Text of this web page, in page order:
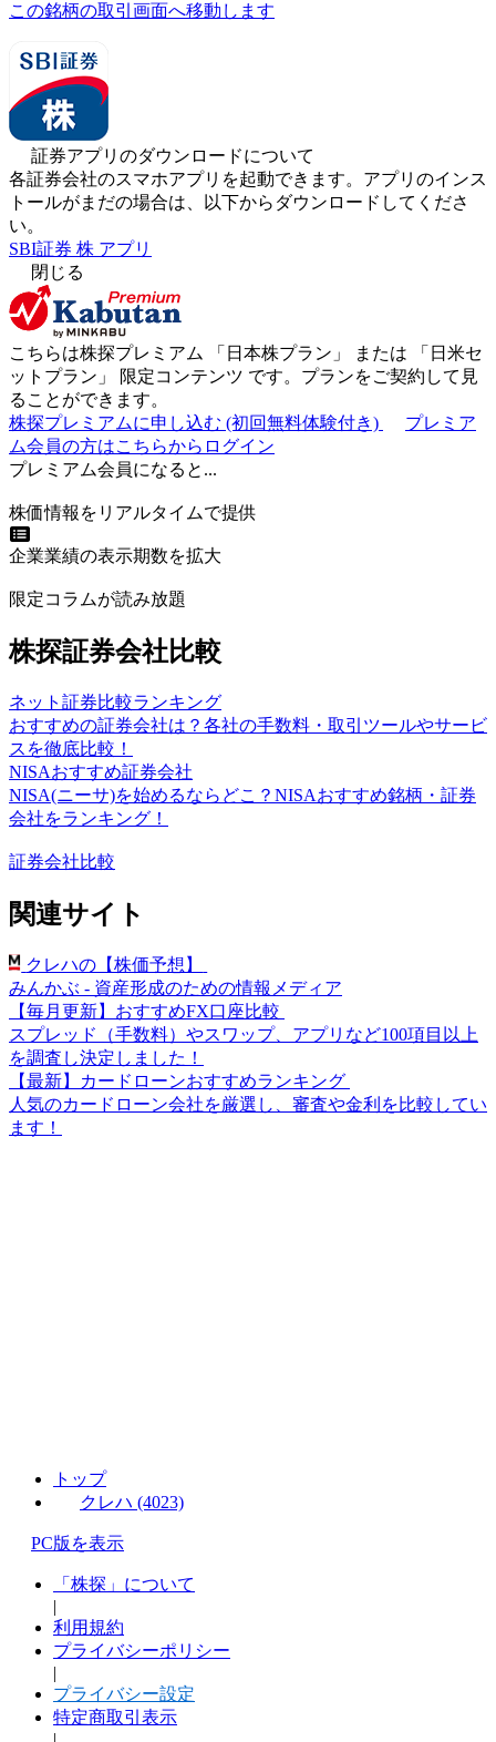
この銘柄の取引画面へ移動します
証券アプリのダウンロードについて
各証券会社のスマホアプリを起動できます。アプリのインス
トールがまだの場合は、以下からダウンロードしてくださ
い。
SBI証券 株 アプリ
閉じる
こちらは株探プレミアム 「 日本株プラン 」 または 「 日米セ
ットプラン 」 限定コンテンツ です。プランをご契約して見
ることができます。
株探プレミアムに申し込む (初回無料体験付き)
プレミア
ム会員の方はこちらからログイン
プレミアム会員になると...
株価情報をリアルタイムで提供
企業業績の表示期数を拡大
限定コラムが読み放題
株探証券会社比較
ネット証券比較ランキング
おすすめの証券会社は？各社の手数料・取引ツールやサービ
スを徹底比較！
NISAおすすめ証券会社
NISA(ニーサ)を始めるならどこ？NISAおすすめ銘柄・証券
会社をランキング！
証券会社比較
関連サイト
クレハの【株価予想】
みんかぶ - 資産形成のための情報メディア
【毎月更新】おすすめFX口座比較
スプレッド（手数料）やスワップ、アプリなど100項目以上
を調査し決定しました！
【最新】カードローンおすすめランキング
人気のカードローン会社を厳選し、審査や金利を比較してい
ます！
トップ
クレハ (4023)
PC版を表示
「株探」について
|
利用規約
プライバシーポリシー
|
プライバシー設定
特定商取引表示